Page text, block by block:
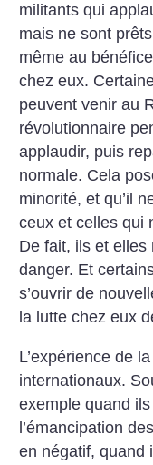
militants qui
mais ne sont
même au
chez eux.
peuvent venir au
révolutionnaire
applaudir, puis
normale. Cela
minorité, et qu’il
ceux et celles qui
De fait, ils et elles
danger. Et
s’ouvrir de
la lutte chez eux
L’expérience de
internationaux.
exemple quand
l’émancipation
en négatif, quand